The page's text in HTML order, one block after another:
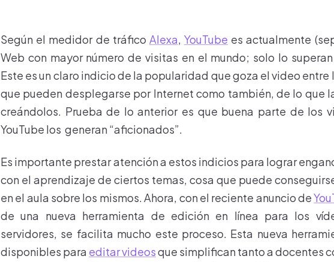
Según el medidor de tráfico Alexa,YouTube es actualmente
Web con mayor número de visitas en el mundo; solo lo
Este es un claro indicio de la popularidad que goza el video
que pueden desplegarse por Internet como también, de lo que
creándolos. Prueba de lo anterior es que buena parte de los
YouTube los generan “aficionados”.
Es importante prestar atención a estos indicios para lograr
con el aprendizaje de ciertos temas, cosa que puede
en el aula sobre los mismos. Ahora, con el reciente anuncio de
de una nueva herramienta de edición en línea para los
servidores, se facilita mucho este proceso. Esta nueva
disponibles para editar videosque simplifican tanto a docentes